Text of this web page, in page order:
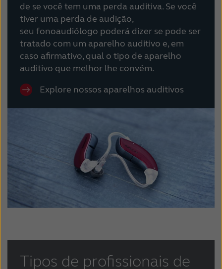
de se você tem uma perda auditiva. Se você
tiver uma perda de audição,
seu fonoaudiólogo poderá dizer se pode ser
tratado com um aparelho auditivo e, em
caso afirmativo, qual o tipo de aparelho
auditivo que melhor lhe convém.
Explore nossos aparelhos auditivos
Tipos de profissionais de